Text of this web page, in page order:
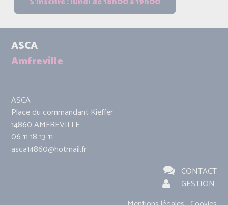
ASCA
Amfreville
ASCA
Place du commandant Kieffer
14860 AMFREVILLE
06 11 18 13 11
asca14860@hotmail.fr
CONTACT
GESTION